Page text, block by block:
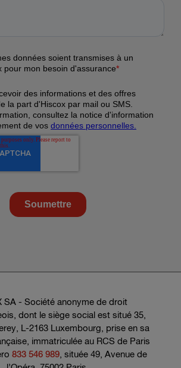
SA - Société anonyme de droit
dont le siège social est situé 35,
L-2163 Luxembourg, prise en sa
immatriculée au RCS de Paris
833 546 989, située 49, Avenue de